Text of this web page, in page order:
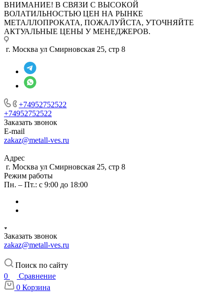
ВНИМАНИЕ! В СВЯЗИ С ВЫСОКОЙ
ВОЛАТИЛЬНОСТЬЮ ЦЕН НА РЫНКЕ
МЕТАЛЛОПРОКАТА, ПОЖАЛУЙСТА, УТОЧНЯЙТЕ
АКТУАЛЬНЫЕ ЦЕНЫ У МЕНЕДЖЕРОВ.
г. Москва ул Смирновская 25, стр 8
+74952752522
+74952752522
Заказать звонок
E-mail
zakaz@metall-ves.ru
Адрес
г. Москва ул Смирновская 25, стр 8
Режим работы
Пн. – Пт.: с 9:00 до 18:00
Заказать звонок
zakaz@metall-ves.ru
Поиск по сайту
0
Сравнение
0 Корзина